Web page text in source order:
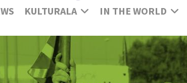
KULTURALA IN THE WORLD